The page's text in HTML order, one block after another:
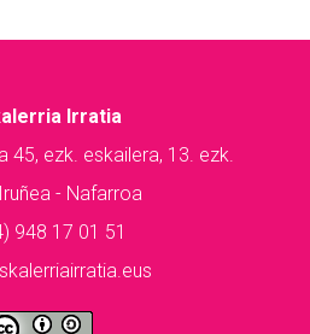
Irratia
45, ezk. eskailera, 13. ezk.
- Nafarroa
948 17 01 51